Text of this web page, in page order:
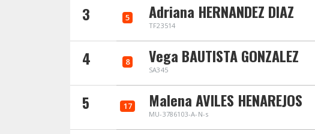
3 5 Adriana HERNANDEZ DIAZ
TF23514
4 8 Vega BAUTISTA GONZALEZ
SA345
5 17 Malena AVILES HENAREJOS
MU-3786103-A-N-s